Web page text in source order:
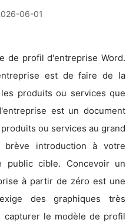
06-01
de profil d'entreprise Word.
est de faire de la
produits ou services que
est un document
ou services au grand
brève introduction à votre
public cible. Concevoir un
à partir de zéro est une
des graphiques très
capturer le modèle de profil